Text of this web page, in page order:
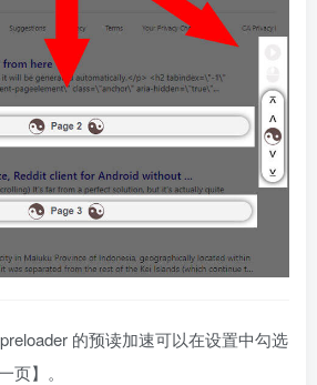
的预读加速可以在设置中勾选
页】。